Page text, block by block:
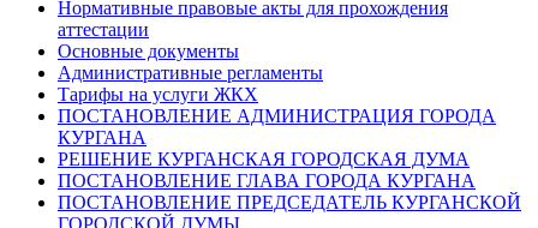
Нормативные правовые акты для прохождения
аттестации
Основные документы
Административные регламенты
Тарифы на услуги ЖКХ
ПОСТАНОВЛЕНИЕ АДМИНИСТРАЦИЯ ГОРОДА
КУРГАНА
РЕШЕНИЕ КУРГАНСКАЯ ГОРОДСКАЯ ДУМА
ПОСТАНОВЛЕНИЕ ГЛАВА ГОРОДА КУРГАНА
ПОСТАНОВЛЕНИЕ ПРЕДСЕДАТЕЛЬ КУРГАНСКОЙ
ГОРОДСКОЙ ДУМЫ